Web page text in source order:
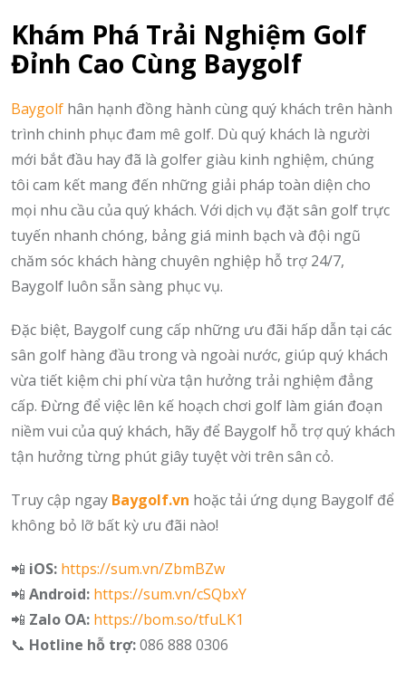
Khám Phá Trải Nghiệm Golf
Đỉnh Cao Cùng Baygolf
Baygolf hân hạnh đồng hành cùng quý khách trên hành
trình chinh phục đam mê golf. Dù quý khách là người
mới bắt đầu hay đã là golfer giàu kinh nghiệm, chúng
tôi cam kết mang đến những giải pháp toàn diện cho
mọi nhu cầu của quý khách. Với dịch vụ đặt sân golf trực
tuyến nhanh chóng, bảng giá minh bạch và đội ngũ
chăm sóc khách hàng chuyên nghiệp hỗ trợ 24/7,
Baygolf luôn sẵn sàng phục vụ.
Đặc biệt, Baygolf cung cấp những ưu đãi hấp dẫn tại các
sân golf hàng đầu trong và ngoài nước, giúp quý khách
vừa tiết kiệm chi phí vừa tận hưởng trải nghiệm đẳng
cấp. Đừng để việc lên kế hoạch chơi golf làm gián đoạn
niềm vui của quý khách, hãy để Baygolf hỗ trợ quý khách
tận hưởng từng phút giây tuyệt vời trên sân cỏ.
Truy cập ngay Baygolf.vn hoặc tải ứng dụng Baygolf để
không bỏ lỡ bất kỳ ưu đãi nào!
📲 iOS: https://sum.vn/ZbmBZw
📲 Android: https://sum.vn/cSQbxY
📲 Zalo OA: https://bom.so/tfuLK1
📞 Hotline hỗ trợ:086 888 0306